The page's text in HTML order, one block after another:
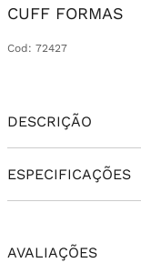
CUFF FORMAS
Cod : 72427
DESCRIÇÃO
ESPECIFICAÇÕES
AVALIAÇÕES